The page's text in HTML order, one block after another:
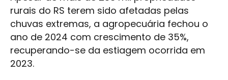
rurais do RS terem sido afetadas pelas
chuvas extremas, a agropecuária fechou o
ano de 2024 com crescimento de 35%,
recuperando-se da estiagem ocorrida em
2023.